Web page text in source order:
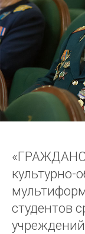
культурно-
студентов